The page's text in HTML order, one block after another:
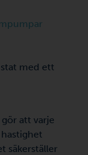
med ett
att varje
säkerställer